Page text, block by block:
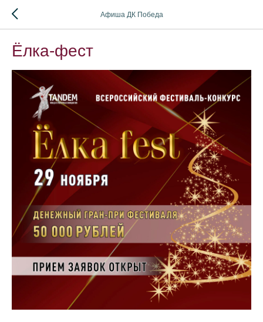
Афиша ДК Победа
Ёлка-фест